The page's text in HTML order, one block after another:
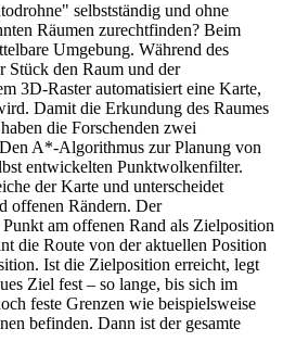
selbstständig und ohne
Räumen zurechtfinden? Beim
Umgebung. Während des
Stück den Raum und der
3D-Raster automatisiert eine Karte,
Damit die Erkundung des Raumes
die Forschenden zwei
A*-Algorithmus zur Planung von
entwickelten Punktwolkenfilter.
der Karte und unterscheidet
offenen Rändern. Der
am offenen Rand als Zielposition
die Route von der aktuellen Position
Ist die Zielposition erreicht, legt
Ziel fest – so lange, bis sich im
feste Grenzen wie beispielsweise
befinden. Dann ist der gesamte